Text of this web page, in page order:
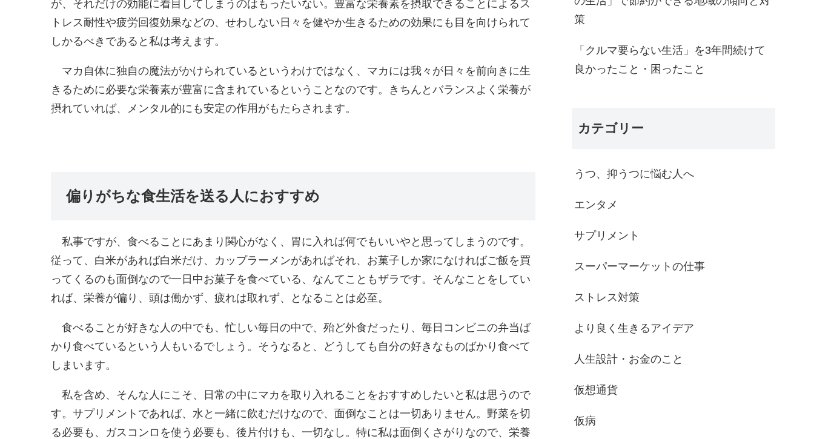
が、それだけの効能に着目してしまうのはもったいない。豊富な栄養素を摂取できることによるス
トレス耐性や疲労回復効果などの、せわしない日々を健やか生きるための効果にも目を向けられて
しかるべきであると私は考えます。
マカ自体に独自の魔法がかけられているというわけではなく、マカには我々が日々を前向きに生
きるために必要な栄養素が豊富に含まれているということなのです。きちんとバランスよく栄養が
摂れていれば、メンタル的にも安定の作用がもたらされます。
偏りがちな食生活を送る人におすすめ
私事ですが、食べることにあまり関心がなく、胃に入れば何でもいいやと思ってしまうのです。
従って、白米があれば白米だけ、カップラーメンがあればそれ、お菓子しか家になければご飯を買
ってくるのも面倒なので一日中お菓子を食べている、なんてこともザラです。そんなことをしてい
れば、栄養が偏り、頭は働かず、疲れは取れず、となることは必至。
食べることが好きな人の中でも、忙しい毎日の中で、殆ど外食だったり、毎日コンビニの弁当ば
かり食べているという人もいるでしょう。そうなると、どうしても自分の好きなものばかり食べて
しまいます。
私を含め、そんな人にこそ、日常の中にマカを取り入れることをおすすめしたいと私は思うので
す。サプリメントであれば、水と一緒に飲むだけなので、面倒なことは一切ありません。野菜を切
る必要も、ガスコンロを使う必要も、後片付けも、一切なし。特に私は面倒くさがりなので、栄養
策
「クルマ要らない生活」を3年間続けて
良かったこと・困ったこと
カテゴリー
うつ、抑うつに悩む人へ
エンタメ
サプリメント
スーパーマーケットの仕事
ストレス対策
より良く生きるアイデア
人生設計・お金のこと
仮想通貨
仮病